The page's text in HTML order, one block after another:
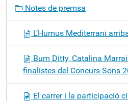
Notes de premsa
L’Humus Mediterrani
Bum Ditty, Catalina
finalistes del Concurs Sons
El carrer i la participació